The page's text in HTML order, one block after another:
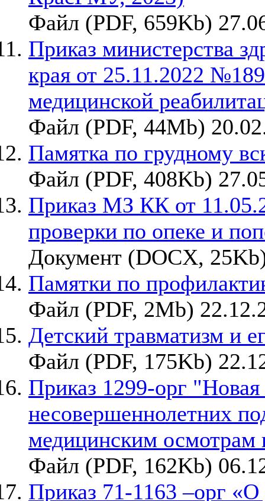
Файл (PDF, 659Kb)
Приказ министерства
края от 25.11.2022
медицинской
Файл (PDF, 44Mb)
Памятка по грудному
Файл (PDF, 408Kb)
Приказ МЗ КК от
проверки по опеке и
Документ (DOCX,
Памятки по
Файл (PDF, 2Mb)
Детский травматизм и
Файл (PDF, 175Kb)
Приказ 1299-орг
несовершеннолетних
медицинским осмотрам
Файл (PDF, 162Kb)
Приказ 71-1163 –орг «О